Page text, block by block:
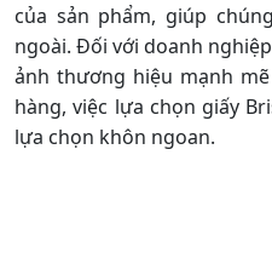
của sản phẩm, giúp
ngoài. Đối với doanh
ảnh thương hiệu mạnh
hàng, việc lựa chọn giấy
lựa chọn khôn ngoan.